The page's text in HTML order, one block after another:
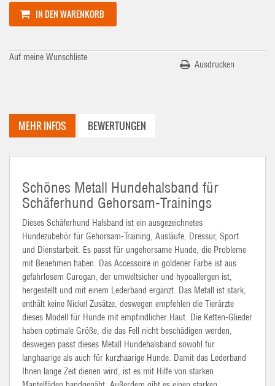
IN DEN WARENKORB
Auf meine Wunschliste
Ausdrucken
MEHR INFOS BEWERTUNGEN
Schönes Metall Hundehalsband für
Schäferhund Gehorsam-Trainings
Dieses Schäferhund Halsband ist ein ausgezeichnetes
Hundezubehör für Gehorsam-Training, Ausläufe, Dressur, Sport
und Dienstarbeit. Es passt für ungehorsame Hunde, die Probleme
mit Benehmen haben. Das Accessoire in goldener Farbe ist aus
gefahrlosem Curogan, der umweltsicher und hypoallergen ist,
hergestellt und mit einem Lederband ergänzt. Das Metall ist stark,
enthält keine Nickel Zusätze, deswegen empfehlen die Tierärzte
dieses Modell für Hunde mit empfindlicher Haut. Die Ketten-Glieder
haben optimale Größe, die das Fell nicht beschädigen werden,
deswegen passt dieses Metall Hundehalsband sowohl für
langhaarige als auch für kurzhaarige Hunde. Damit das Lederband
Ihnen lange Zeit dienen wird, ist es mit Hilfe von starken